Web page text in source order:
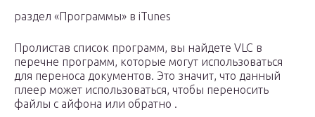
раздел «Программы» в iTunes
Пролистав список программ, вы найдете VLC в
перечне программ, которые могут использоваться
для переноса документов. Это значит, что данный
плеер может использоваться, чтобы переносить
файлы с айфона или обратно .